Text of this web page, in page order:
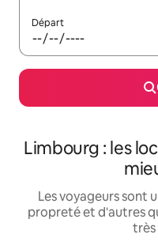
Départ
Limbourg : les
Les voyageurs sont
propreté et d'autres
très